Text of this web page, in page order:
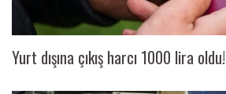
Yurt dışına çıkış harcı 1000 lira oldu!